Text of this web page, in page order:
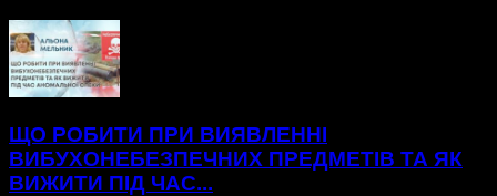
ЩО РОБИТИ ПРИ ВИЯВЛЕННІ
ВИБУХОНЕБЕЗПЕЧНИХ ПРЕДМЕТІВ ТА ЯК
ВИЖИТИ ПІД ЧАС...